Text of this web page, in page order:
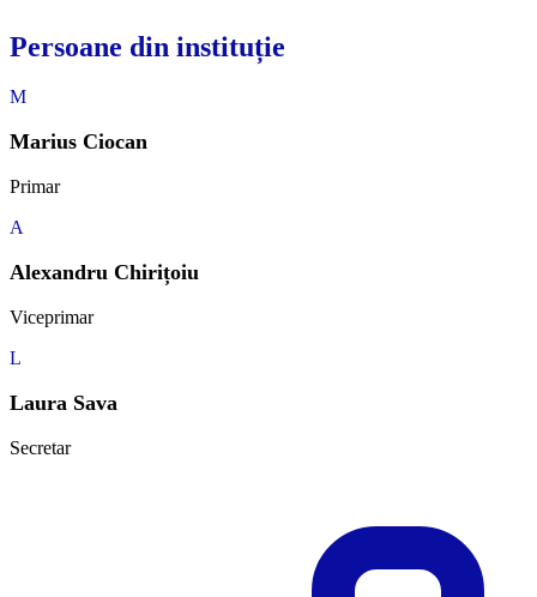
Persoane din instituție
M
Marius Ciocan
Primar
A
Alexandru Chirițoiu
Viceprimar
L
Laura Sava
Secretar